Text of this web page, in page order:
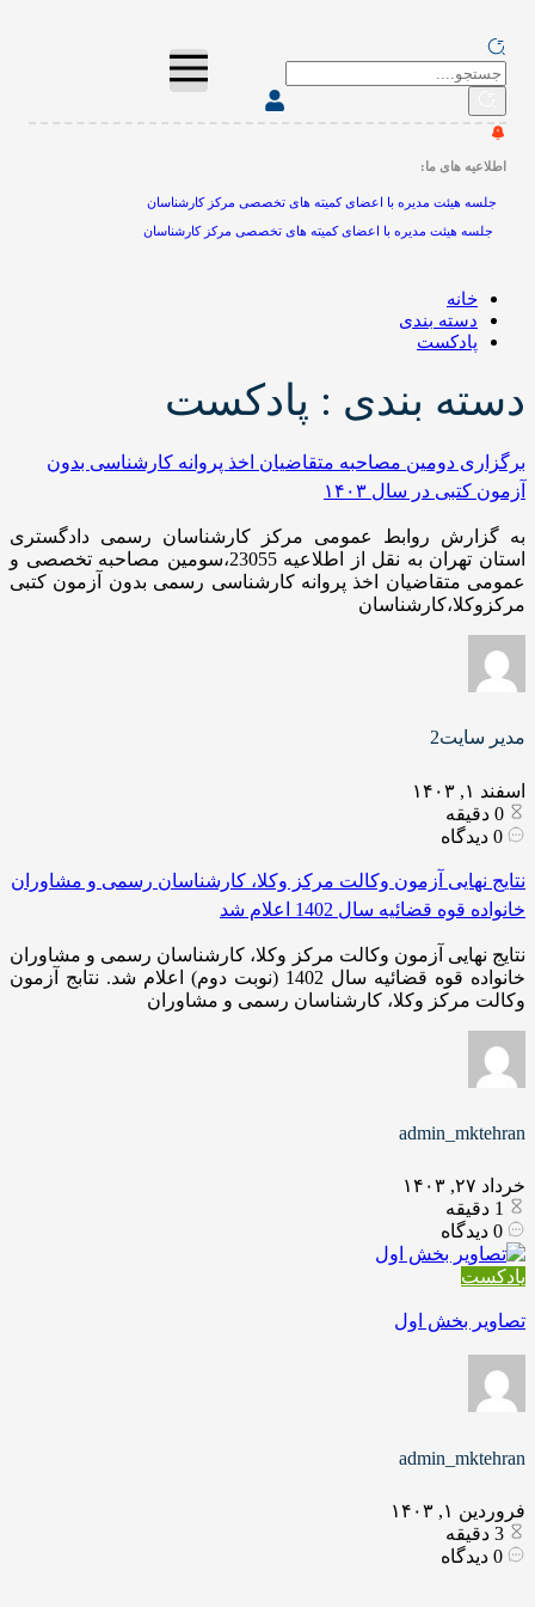
اطلاعیه های ما:
جلسه هیئت مدیره با اعضای کمیته های تخصصی مرکز کارشناسان
جلسه هیئت مدیره با اعضای کمیته های تخصصی مرکز کارشناسان
خانه
دسته بندی
پادکست
دسته بندی : پادکست
برگزاری دومین مصاحبه متقاضیان اخذ پروانه کارشناسی بدون
آزمون کتبی در سال ۱۴۰۳
به گزارش روابط عمومی مرکز کارشناسان رسمی دادگستری
استان تهران به نقل از اطلاعیه 23055،سومین مصاحبه تخصصی و
عمومی متقاضیان اخذ پروانه کارشناسی رسمی بدون آزمون کتبی
مرکزوکلا،کارشناسان
مدیر سایت2
اسفند ۱, ۱۴۰۳
دقیقه
دیدگاه
نتایج نهایی آزمون وکالت مرکز وکلا، کارشناسان رسمی و مشاوران
خانواده قوه قضائیه سال 1402 اعلام شد
نتایج نهایی آزمون وکالت مرکز وکلا، کارشناسان رسمی و مشاوران
خانواده قوه قضائیه سال 1402 (نوبت دوم) اعلام شد. نتابج آزمون
وکالت مرکز وکلا، کارشناسان رسمی و مشاوران
admin_mktehran
خرداد ۲۷, ۱۴۰۳
دقیقه
دیدگاه
پادکست
تصاویر بخش اول
admin_mktehran
فروردین ۱, ۱۴۰۳
دقیقه
دیدگاه